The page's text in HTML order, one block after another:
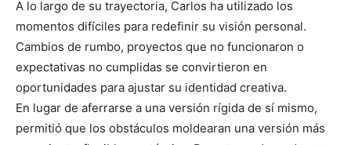
A lo largo de su trayectoria, Carlos ha utilizado los
momentos difíciles para redefinir su visión personal.
Cambios de rumbo, proyectos que no funcionaron o
expectativas no cumplidas se convirtieron en
oportunidades para ajustar su identidad creativa.
En lugar de aferrarse a una versión rígida de sí mismo,
permitió que los obstáculos moldearan una versión más